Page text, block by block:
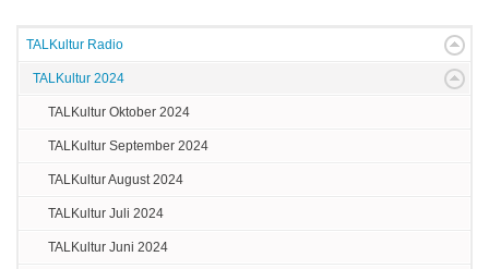
TALKultur Radio
TALKultur 2024
TALKultur Oktober 2024
TALKultur September 2024
TALKultur August 2024
TALKultur Juli 2024
TALKultur Juni 2024